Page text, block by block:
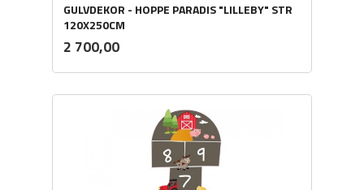
GULVDEKOR - HOPPE PARADIS "LILLEBY" STR
120X250CM
Pris
2 700,00mva.